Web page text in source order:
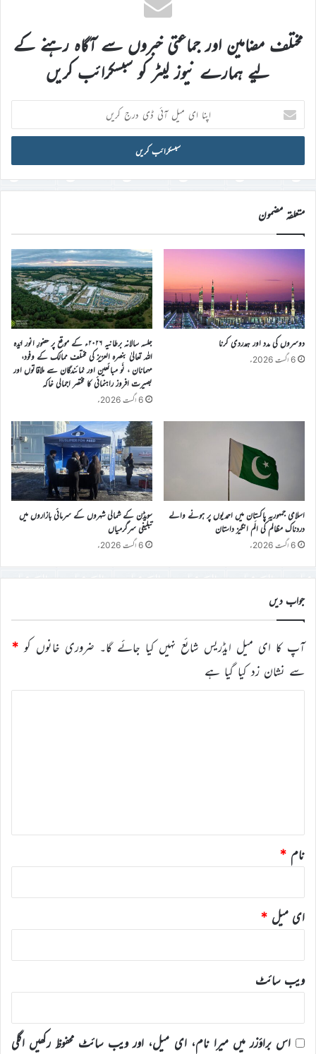
مختلف مضامین اور جماعتی خبروں سے آگاہ رہنے کے
لیے ہمارے نیوز لیٹر کو سبسکرائب کریں
اپنا
ای
میل
ڈی
درج
کریں
متعلقہ مضمون
دوسروں کی مدد اور ہمدردی کرنا
6 اگست 2026ء
جلسہ سالانہ برطانیہ ۲۰۲۶ء کے موقع پر حضورِ انور ایّدہ
الله تعالیٰ بنصرہ العزیز کی مختلف ممالک کے وفود،
مہمانان ، نَو مبائعین اور نمائندگان سے ملاقاتوں اور
بصیرت افروز راہنمائی کا مختصر اجمالی خاکہ
6 اگست 2026ء
اسلامی جمہوریہ پاکستان میں احمدیوں پر ہونے والے
دردناک مظالم کی الَم انگیز داستان
6 اگست 2026ء
سویڈن کے شمالی شہروں کے سرمائی بازاروں میں
تبلیغی سرگرمیاں
6 اگست 2026ء
جواب دیں
آپ کا ای میل ایڈریس شائع نہیں کیا جائے گا۔ ضروری خانوں کو *
سے نشان زد کیا گیا ہے
نام *
ای میل *
ویب‌ سائٹ
اس براؤزر میں میرا نام، ای میل، اور ویب سائٹ محفوظ رکھیں اگلی